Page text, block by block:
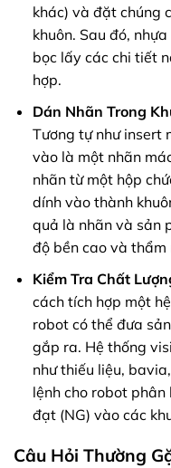
khác) và đặt chúng
khuôn. Sau đó,
bọc lấy các chi tiết
hợp.
Dán Nhãn Trong
Tương tự như insert
vào là một nhãn
nhãn từ một hộp
dính vào thành
quả là nhãn và sản
độ bền cao và
Kiểm Tra Chất
cách tích hợp một
robot có thể đưa
gắp ra. Hệ thống
như thiếu liệu,
lệnh cho robot
đạt (NG) vào các
Câu Hỏi Thường